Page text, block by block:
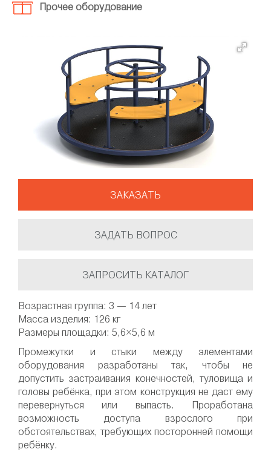
Прочее оборудование
ЗАКАЗАТЬ
ЗАДАТЬ ВОПРОС
ЗАПРОСИТЬ КАТАЛОГ
Возрастная группа: 3 — 14 лет
Масса изделия: 126 кг
Размеры площадки: 5,6×5,6 м
Промежутки и стыки между элементами
оборудования разработаны так, чтобы не
допустить застраивания конечностей, туловища и
головы ребёнка, при этом конструкция не даст ему
перевернуться или выпасть. Проработана
возможность доступа взрослого при
обстоятельствах, требующих посторонней помощи
ребёнку.